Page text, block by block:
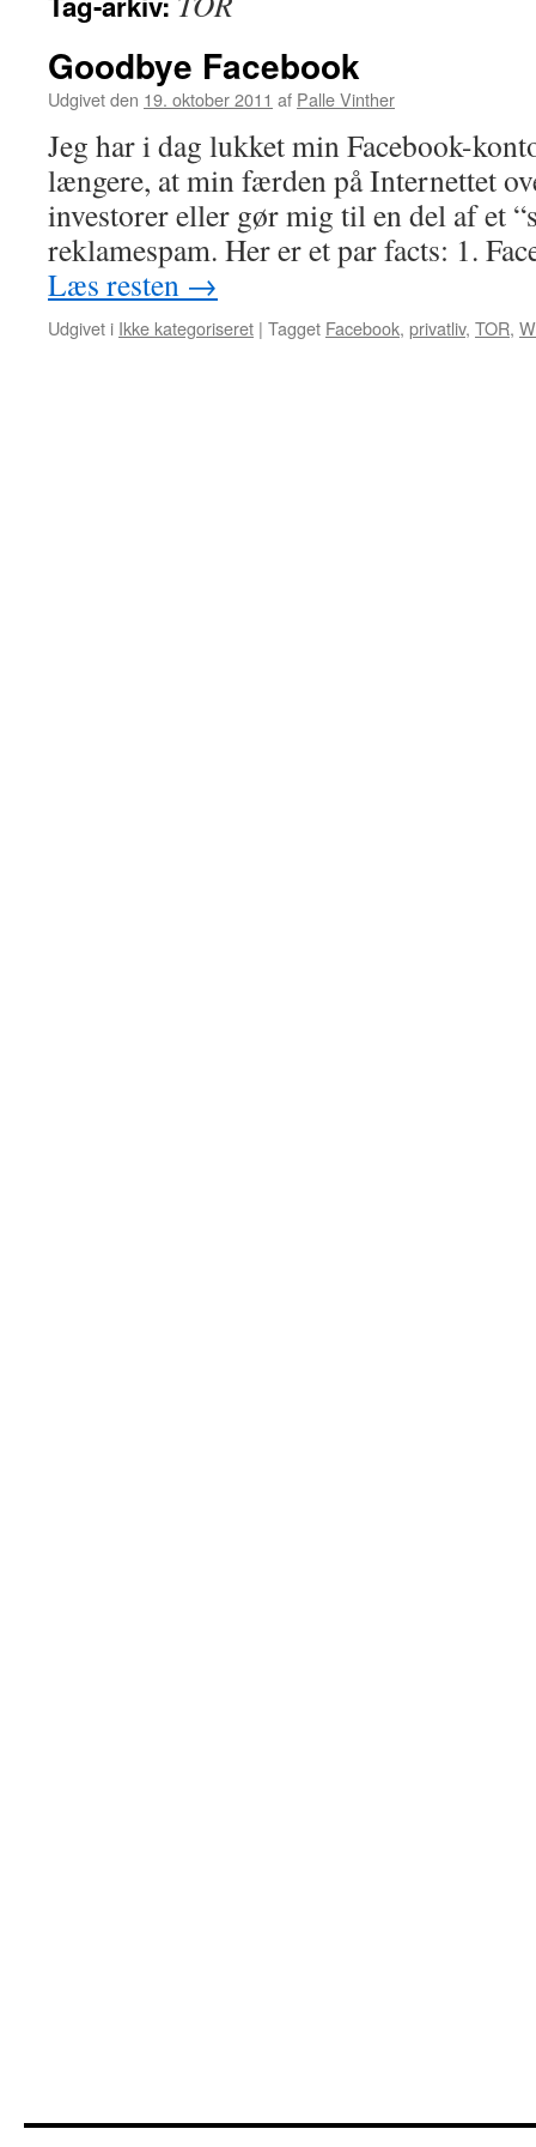
Goodbye Facebook
Udgivet den 19. oktober 2011 af Palle Vinther
Jeg har i dag lukket min Facebook-
længere, at min færden på Internettet
investorer eller gør mig til en del af et
reklamespam. Her er et par facts: 1.
Læs resten →
Udgivet i Ikke kategoriseret | Tagget Facebook, privatliv, TOR,